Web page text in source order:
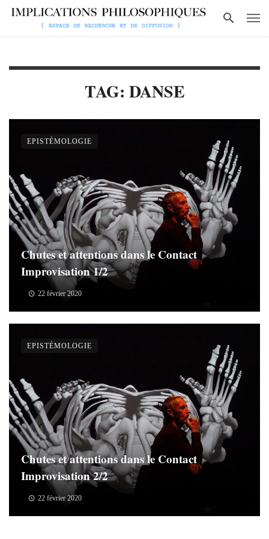
TAG: DANSE
Chutes et attentions dans le Contact
Improvisation 1/2
22 février 2020
EPISTÉMOLOGIE
Chutes et attentions dans le Contact
Improvisation 2/2
22 février 2020
EPISTÉMOLOGIE